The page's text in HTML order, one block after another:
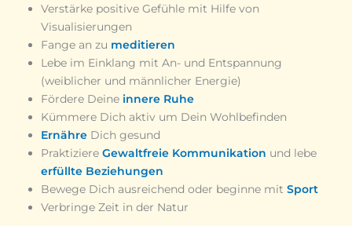
Verstärke positive Gefühle mit Hilfe von
Visualisierungen
Fange an zu meditieren
Lebe im Einklang mit An- und Entspannung
(weiblicher und männlicher Energie)
Fördere Deine innere Ruhe
Kümmere Dich aktiv um Dein Wohlbefinden
Ernähre Dich gesund
Praktiziere Gewaltfreie Kommunikation und lebe
erfüllte Beziehungen
Bewege Dich ausreichend oder beginne mit Sport
Verbringe Zeit in der Natur